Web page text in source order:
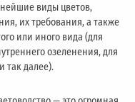
виды цветов,
их требования, а также
или иного вида (для
озеленения, для
так далее).